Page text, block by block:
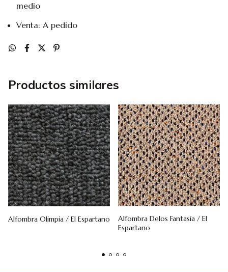
medio
Venta: A pedido
Productos similares
Alfombra Olimpia / El Espartano
Alfombra Delos Fantasía / El
Espartano